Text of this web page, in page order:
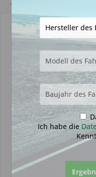
Ich habe die